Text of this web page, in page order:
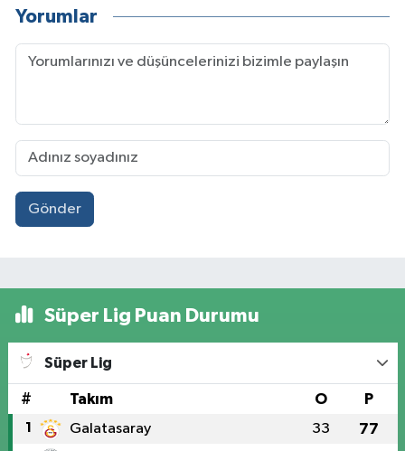
Yorumlar
Gönder
Süper Lig Puan Durumu
Süper Lig
# Takım O P
1 Galatasaray 33 77